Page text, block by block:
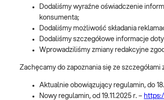
Dodaliśmy wyraźne oświadczenie
konsumenta;
Dodaliśmy możliwość składania
Dodaliśmy szczegółowe informacje
Wprowadziliśmy zmiany redakcyjne
Zachęcamy do zapoznania się ze
Aktualnie obowiązujący regulamin, do
Nowy regulamin, od 19.11.2025 r. –